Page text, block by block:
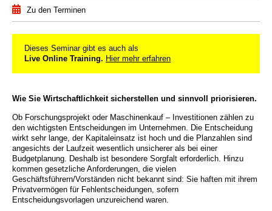
Zu den Terminen
Dieses Seminar gibt es auch als
Live Online Training. Hier mehr erfahren
Wie Sie Wirtschaftlichkeit sicherstellen und sinnvoll priorisieren.
Ob Forschungsprojekt oder Maschinenkauf – Investitionen zählen zu
den wichtigsten Entscheidungen im Unternehmen. Die Entscheidung
wirkt sehr lange, der Kapitaleinsatz ist hoch und die Planzahlen sind
angesichts der Laufzeit wesentlich unsicherer als bei einer
Budgetplanung. Deshalb ist besondere Sorgfalt erforderlich. Hinzu
kommen gesetzliche Anforderungen, die vielen
Geschäftsführern/Vorständen nicht bekannt sind: Sie haften mit ihrem
Privatvermögen für Fehlentscheidungen, sofern
Entscheidungsvorlagen unzureichend waren.